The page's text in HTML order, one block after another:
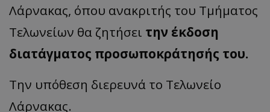
Λάρνακας, όπου ανακριτής του Τμήματος
Τελωνείων θα ζητήσει την έκδοση
διατάγματος προσωποκράτησής του.
Την υπόθεση διερευνά το Τελωνείο
Λάρνακας.